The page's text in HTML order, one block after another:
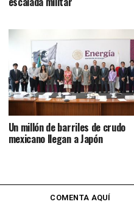
Un millón de barriles de crudo
mexicano llegan a Japón
COMENTA AQUÍ